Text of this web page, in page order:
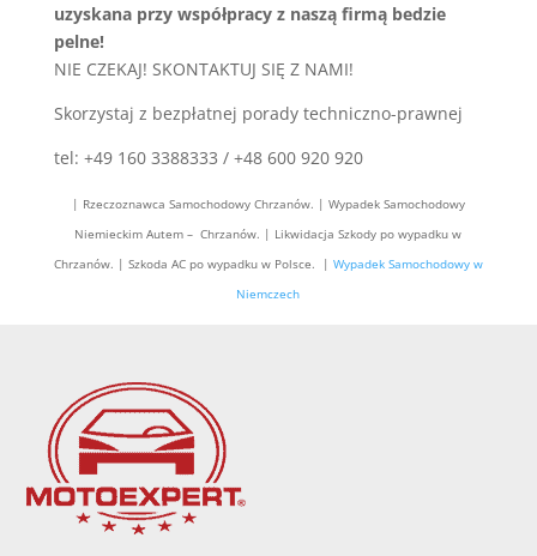
uzyskana przy współpracy z naszą firmą bedzie
pelne!
NIE CZEKAJ! SKONTAKTUJ SIĘ Z NAMI!
Skorzystaj z bezpłatnej porady techniczno-prawnej
tel: +49 160 3388333 / +48 600 920 920
| Rzeczoznawca Samochodowy Chrzanów. | Wypadek Samochodowy
Niemieckim Autem – Chrzanów. | Likwidacja Szkody po wypadku w
Chrzanów. | Szkoda AC po wypadku w Polsce. | Wypadek Samochodowy w
Niemczech